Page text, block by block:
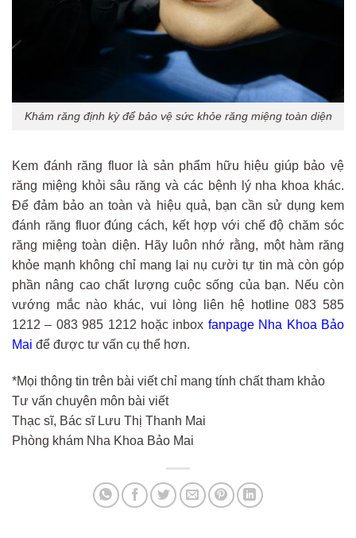
Khám răng định kỳ để bảo vệ sức khỏe răng miệng toàn diện
Kem đánh răng fluor là sản phẩm hữu hiệu giúp bảo vệ
răng miệng khỏi sâu răng và các bệnh lý nha khoa khác.
Để đảm bảo an toàn và hiệu quả, bạn cần sử dụng kem
đánh răng fluor đúng cách, kết hợp với chế độ chăm sóc
răng miệng toàn diện. Hãy luôn nhớ rằng, một hàm răng
khỏe mạnh không chỉ mang lại nụ cười tự tin mà còn góp
phần nâng cao chất lượng cuộc sống của bạn. Nếu còn
vướng mắc nào khác, vui lòng liên hệ hotline 083 585
1212 – 083 985 1212 hoặc inbox fanpage Nha Khoa Bảo
Mai để được tư vấn cụ thể hơn.
*Mọi thông tin trên bài viết chỉ mang tính chất tham khảo
Tư vấn chuyên môn bài viết
Thạc sĩ, Bác sĩ Lưu Thị Thanh Mai
Phòng khám Nha Khoa Bảo Mai